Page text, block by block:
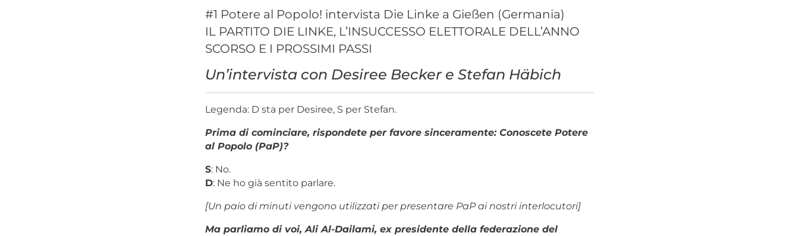
#1 Potere al Popolo! intervista Die Linke a Gießen (Germania)
IL PARTITO DIE LINKE, L’INSUCCESSO ELETTORALE DELL’ANNO
SCORSO E I PROSSIMI PASSI
Un’intervista con Desiree Becker e Stefan Häbich
Legenda: D sta per Desiree, S per Stefan.
Prima di cominciare, rispondete per favore sinceramente: Conoscete Potere
al Popolo (PaP)?
S: No.
D: Ne ho già sentito parlare.
[Un paio di minuti vengono utilizzati per presentare PaP ai nostri interlocutori]
Ma parliamo di voi, Ali Al-Dailami, ex presidente della federazione del